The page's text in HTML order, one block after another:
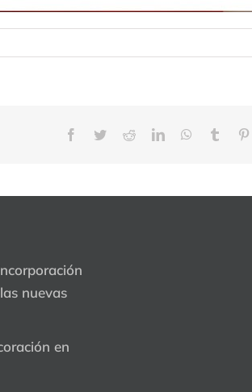
Facebook
TwitterRedditLinkedInWhatsApp
Tumblr
nuevas
en